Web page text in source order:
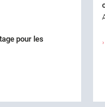
pour les